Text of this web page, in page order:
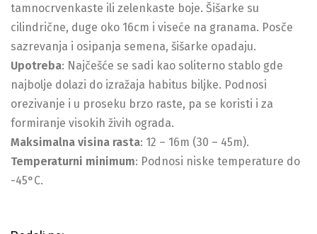
tamnocrvenkaste ili zelenkaste boje. Šišarke su
cilindrične, duge oko 16cm i viseće na granama. Posče
sazrevanja i osipanja semena, šišarke opadaju.
Upotreba: Najčešće se sadi kao soliterno stablo gde
najbolje dolazi do izražaja habitus biljke. Podnosi
orezivanje i u proseku brzo raste, pa se koristi i za
formiranje visokih živih ograda.
Maksimalna visina rasta: 12 – 16m (30 – 45m).
Temperaturni minimum: Podnosi niske temperature do
-45°C.